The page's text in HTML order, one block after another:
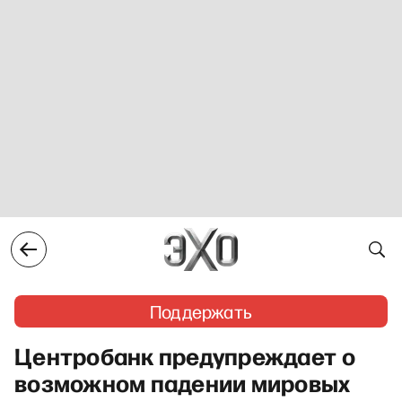
Поддержать
Центробанк предупреждает о
возможном падении мировых